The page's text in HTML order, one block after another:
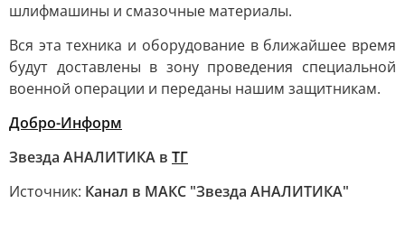
шлифмашины и смазочные материалы.
Вся эта техника и оборудование в ближайшее время
будут доставлены в зону проведения специальной
военной операции и переданы нашим защитникам.
Добро-Информ
Звезда АНАЛИТИКА в ТГ
Источник: Канал в МАКС "Звезда АНАЛИТИКА"